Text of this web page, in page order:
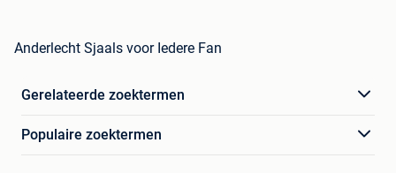
Anderlecht Sjaals voor Iedere Fan
Gerelateerde zoektermen
Populaire zoektermen